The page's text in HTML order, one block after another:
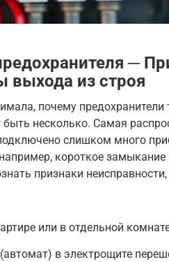
─
выхода из строя
почему предохранители
несколько. Самая
слишком много
короткое
признаки
или в отдельной
в электрощите